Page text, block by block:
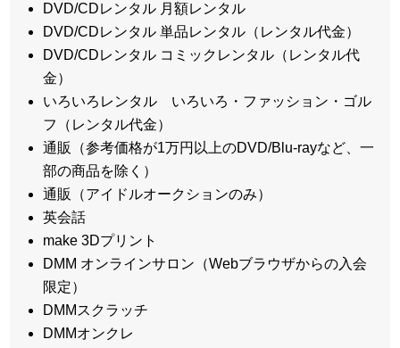
DVD/CDレンタル 月額レンタル
DVD/CDレンタル 単品レンタル（レンタル代金）
DVD/CDレンタル コミックレンタル（レンタル代
金）
いろいろレンタル いろいろ・ファッション・ゴル
フ（レンタル代金）
通販（参考価格が1万円以上のDVD/Blu-rayなど、一
部の商品を除く）
通販（アイドルオークションのみ）
英会話
make 3Dプリント
DMM オンラインサロン（Webブラウザからの入会
限定）
DMMスクラッチ
DMMオンクレ